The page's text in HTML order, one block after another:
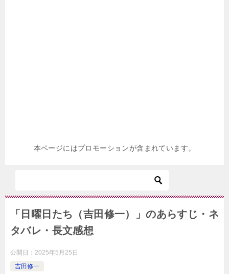
本ページにはプロモーションが含まれています。
「日曜日たち（吉田修一）」のあらすじ・ネ
タバレ・長文感想
公開日： 2025年5月25日
吉田修一